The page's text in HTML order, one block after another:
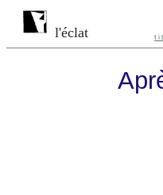
l'éclat